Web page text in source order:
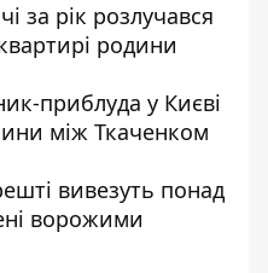
за рік розлучався
родини
приблуда у Києві
між Ткаченком
вивезуть понад
ворожими